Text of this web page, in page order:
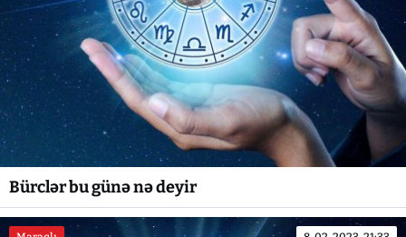
Bürclər bu günə nə deyir